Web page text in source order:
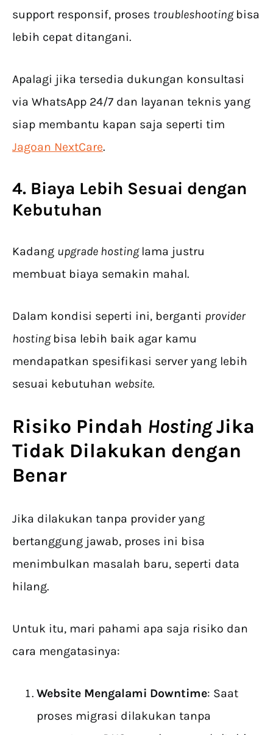
support responsif, proses troubleshooting bisa
lebih cepat ditangani.
Apalagi jika tersedia dukungan konsultasi
via WhatsApp 24/7 dan layanan teknis yang
siap membantu kapan saja seperti tim
Jagoan NextCare.
4. Biaya Lebih Sesuai dengan
Kebutuhan
Kadang upgrade hosting lama justru
membuat biaya semakin mahal.
Dalam kondisi seperti ini, berganti provider
hosting bisa lebih baik agar kamu
mendapatkan spesifikasi server yang lebih
sesuai kebutuhan website.
Risiko Pindah HostingJika
Tidak Dilakukan dengan
Benar
Jika dilakukan tanpa provider yang
bertanggung jawab, proses ini bisa
menimbulkan masalah baru, seperti data
hilang.
Untuk itu, mari pahami apa saja risiko dan
cara mengatasinya:
Website Mengalami Downtime: Saat
proses migrasi dilakukan tanpa